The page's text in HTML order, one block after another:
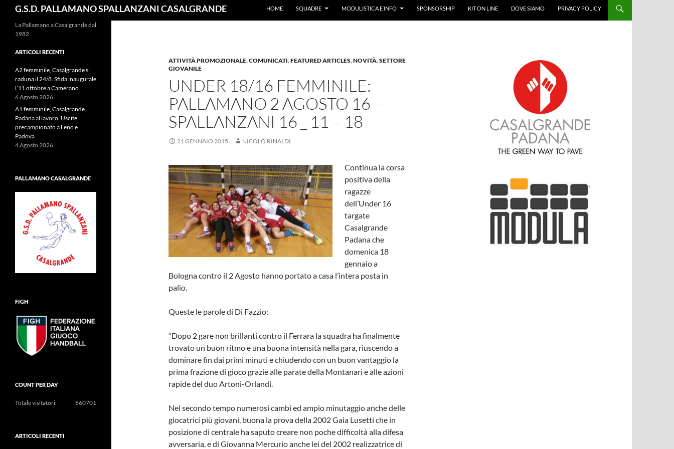
G.S.D. PALLAMANO SPALLANZANI CASALGRANDE HOME SQUADRE MODULISTICA E INFO SPONSORSHIP KIT ON LINE DOVE SIAMO PRIVACY POLICY
ATTIVITÀ PROMOZIONALE,COMUNICATI,FEATURED ARTICLES,NOVITÀ,SETTORE
GIOVANILE
UNDER 18/16 FEMMINILE:
PALLAMANO 2 AGOSTO 16 –
SPALLANZANI 16 _ 11 – 18
21 GENNAIO 2015 NICOLÒ RINALDI
Continua la corsa
positiva della
ragazze
dell’Under 16
targate
Casalgrande
Padana che
domenica 18
gennaio a
Bologna contro il 2 Agosto hanno portato a casa l’intera posta in
palio.
Queste le parole di Di Fazzio:
“Dopo 2 gare non brillanti contro il Ferrara la squadra ha finalmente
trovato un buon ritmo e una buona intensità nella gara, riuscendo a
dominare fin dai primi minuti e chiudendo con un buon vantaggio la
prima frazione di gioco grazie alle parate della Montanari e alle azioni
rapide del duo Artoni-Orlandi.
Nel secondo tempo numerosi cambi ed ampio minutaggio anche delle
giocatrici più giovani, buona la prova della 2002 Gaia Lusetti che in
posizione di centrale ha saputo creare non poche difficoltà alla difesa
avversaria, e di Giovanna Mercurio anche lei del 2002 realizzatrice di
La Pallamano a Casalgrande dal
1982
ARTICOLI RECENTI
A2 femminile, Casalgrande si
raduna il 24/8. Sfida inaugurale
l’11 ottobre a Camerano
6 Agosto 2026
A1 femminile, Casalgrande
Padana al lavoro. Uscite
precampionato a Leno e
Padova
4 Agosto 2026
PALLAMANO CASALGRANDE
FIGH
COUNT PER DAY
860701
Totale visitatori:
ARTICOLI RECENTI